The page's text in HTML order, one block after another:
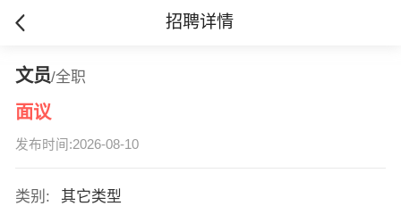
招聘详情
文员/全职
面议
发布时间:2026-08-10
类别:
其它类型